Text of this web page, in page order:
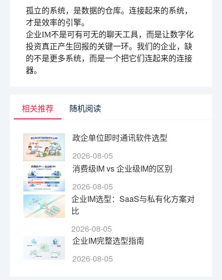
孤立的系统，是数据的仓库。连接起来的系统，
才是效率的引擎。
企业IM不是可有可无的聊天工具，而是让数字化
投资真正产生回报的关键一环。我们的企业，缺
的不是更多系统，而是一个把它们连起来的连接
器。
相关推荐 随机阅读
政企单位即时通讯软件选型
2026-08-05
消费级IM vs 企业级IM的区别
2026-08-05
企业IM选型：SaaS与私有化方案对
比
2026-08-05
企业IM完整选型指南
2026-08-05